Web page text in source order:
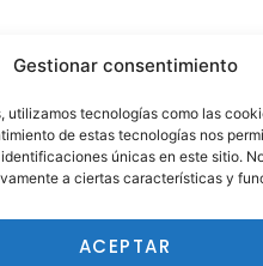
Gestionar consentimiento
utilizamos tecnologías como las
de estas tecnologías nos
únicas en este sitio.
a ciertas características y
ACEPTAR